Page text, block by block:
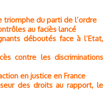
du parti de l’ordre
au faciès lancé
déboutés face à l’Etat,
contre les discriminations
en justice en France
des droits au rapport, le